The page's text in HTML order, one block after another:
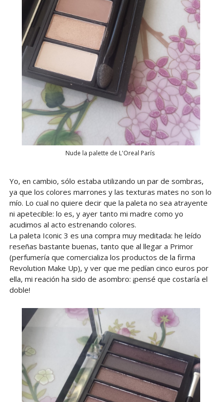
Nude la palette de L'Oreal París
Yo, en cambio, sólo estaba utilizando un par de sombras,
ya que los colores marrones y las texturas mates no son lo
mío. Lo cual no quiere decir que la paleta no sea atrayente
ni apetecible: lo es, y ayer tanto mi madre como yo
acudimos al acto estrenando colores.
La paleta Iconic 3 es una compra muy meditada: he leído
reseñas bastante buenas, tanto que al llegar a Primor
(perfumería que comercializa los productos de la firma
Revolution Make Up), y ver que me pedían cinco euros por
ella, mi reación ha sido de asombro: ¡pensé que costaría el
doble!